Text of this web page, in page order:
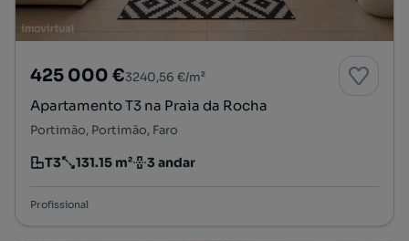
425 000 €3240,56 €/m²
Apartamento T3 na Praia da Rocha
Portimão, Portimão, Faro
Tipologia
T3
Preço por metro quadrado
131.15 m²
Andar 3 andar
Profissional